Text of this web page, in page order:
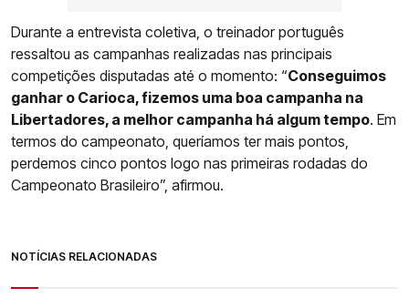
Durante a entrevista coletiva, o treinador português
ressaltou as campanhas realizadas nas principais
competições disputadas até o momento: “Conseguimos
ganhar o Carioca, fizemos uma boa campanha na
Libertadores, a melhor campanha há algum tempo. Em
termos do campeonato, queríamos ter mais pontos,
perdemos cinco pontos logo nas primeiras rodadas do
Campeonato Brasileiro”, afirmou.
NOTÍCIAS RELACIONADAS